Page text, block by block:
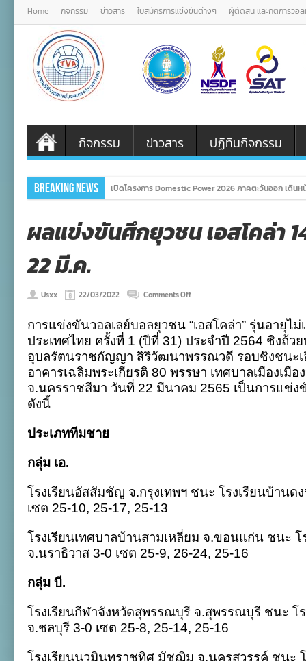
Home กิจกรรม ข่าวสาร ใบสมัครการแข่งขันต่างๆ ผู้ตัดสิน และกติการวอ
กิจกรรม ข่าวสาร ปฏิทินกิจกรรม
Breaking News เปิดโครงการ Domestic Power 2026 ภาคตะวันออก เดิน
ผลแข่งขันศึกยุวชน เอสโคล่า
22 มี.ค.
Usxx 22/03/2022 Comments Offon
ศึก
ยุวชน
เอ
ส
โค
14
การแข่งขันวอลเลย์บอลยุวชน “เอสโคล่า” รุ่นอายุไ
ประเทศไทย ครั้งที่ 1 (ปีที่ 31) ประจำปี 2564 ชิงถ้
อุบลรัตนราชกัญญา สิริวัฒนาพรรณวดี รอบชิงชนะเ
อาคารเฉลิมพระเกียรติ 80 พรรษา เทศบาลเมืองเมื
จ.นครราชสีมา วันที่ 22 มีนาคม 2565 เป็นการแข่
ดังนี้
ประเภททีมชาย
กลุ่ม เอ.
โรงเรียนอัสสัมชัญ จ.กรุงเทพฯ ชนะ โรงเรียนบ้านด
เซต 25-10, 25-17, 25-13
โรงเรียนเทศบาลบ้านสามเหลี่ยม จ.ขอนแก่น ชนะ โ
จ.นราธิวาส 3-0 เซต 25-9, 26-24, 25-16
กลุ่ม บี.
โรงเรียนกีฬาจังหวัดสุพรรณบุรี จ.สุพรรณบุรี ชนะ โ
จ.ชลบุรี 3-0 เซต 25-8, 25-14, 25-16
โรงเรียนนวมินทราชูทิศ มัชฌิม จ.นครสวรรค์ ชนะ โ